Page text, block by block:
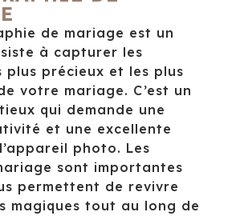
de mariage est un
à capturer les
plus précieux et les plus
votre mariage. C’est un
qui demande une
et une excellente
photo. Les
sont importantes
permettent de revivre
magiques tout au long de